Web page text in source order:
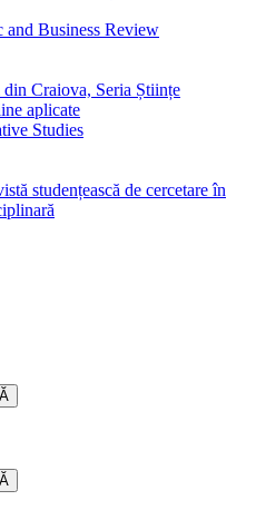
and Business Review
Craiova, Seria Științe
aplicate
Studies
studențească de cercetare în